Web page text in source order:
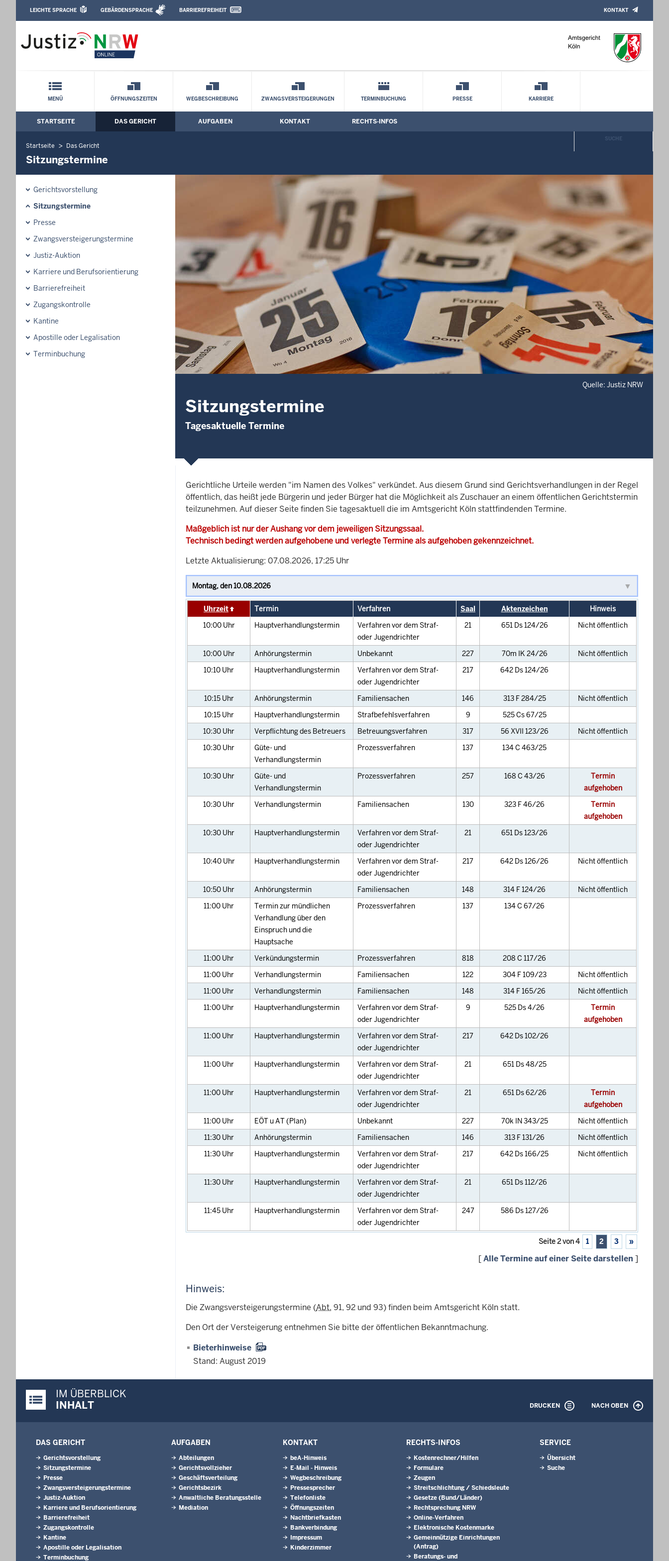
Amtsgericht Köln: Sitzungstermine
Leichte Sprache, Gebärdensprachenvideo und Kontaktformular
LEICHTE SPRACHE GEBÄRDENSPRACHE BARRIEREFREIHEIT KONTAKT
Schnellnavigation mit Volltext-Suche
MENÜ ÖFFNUNGSZEITEN WEGBESCHREIBUNG ZWANGSVERSTEIGERUNGEN TERMINBUCHUNG PRESSE KARRIERE
SUCHE
Hauptmenü: Hauptnavigation
STARTSEITE DAS GERICHT AUFGABEN KONTAKT RECHTS-INFOS
Startseite Das Gericht
Sitzungstermine
Gerichtsvorstellung
Sitzungstermine
Presse
Zwangsversteigerungs­termine
Justiz-Auktion
Karriere und Berufsorientierung
Barrierefreiheit
Zugangskontrolle
Kantine
Apostille oder Legalisation
Terminbuchung
Quelle: Justiz NRW
Sitzungstermine
Tagesaktuelle Termine
Gerichtliche Urteile werden "im Namen des Volkes" verkündet. Aus diesem Grund sind Gerichtsverhandlungen in der Regel
öffentlich, das heißt jede Bürgerin und jeder Bürger hat die Möglichkeit als Zuschauer an einem öffentlichen Gerichtstermin
teilzunehmen. Auf dieser Seite finden Sie tagesaktuell die im Amtsgericht Köln stattfindenden Termine.
Maßgeblich ist nur der Aushang vor dem jeweiligen Sitzungssaal.
Technisch bedingt werden aufgehobene und verlegte Termine als aufgehoben gekennzeichnet.
Letzte Aktualisierung: 07.08.2026, 17:25 Uhr
Uhrzeit Termin Verfahren Saal Aktenzeichen
Hinweis
10:00 Uhr Hauptverhandlungstermin
Verfahren vor dem Straf-
oder Jugendrichter
21 651 Ds 124/26 Nicht öffentlich
10:00 Uhr Anhörungstermin Unbekannt 227 70m IK 24/26
Nicht öffentlich
10:10 Uhr Hauptverhandlungstermin
Verfahren vor dem Straf-
oder Jugendrichter
217 642 Ds 124/26
10:15 Uhr Anhörungstermin Familiensachen 146 313 F 284/25
Nicht öffentlich
10:15 Uhr Hauptverhandlungstermin Strafbefehlsverfahren 9
525 Cs 67/25
10:30 Uhr Verpflichtung des Betreuers Betreuungsverfahren 317 56 XVII 123/26
Nicht öffentlich
10:30 Uhr
Güte- und
Verhandlungstermin
Prozessverfahren 137 134 C 463/25
10:30 Uhr
Güte- und
Verhandlungstermin
Prozessverfahren 257 168 C 43/26
Termin
aufgehoben
10:30 Uhr Verhandlungstermin Familiensachen 130 323 F 46/26
Termin
aufgehoben
10:30 Uhr Hauptverhandlungstermin
Verfahren vor dem Straf-
oder Jugendrichter
21 651 Ds 123/26
10:40 Uhr Hauptverhandlungstermin
Verfahren vor dem Straf-
oder Jugendrichter
217 642 Ds 126/26 Nicht öffentlich
10:50 Uhr Anhörungstermin Familiensachen 148 314 F 124/26
Nicht öffentlich
11:00 Uhr
Termin zur mündlichen
Verhandlung über den
Einspruch und die
Hauptsache
Prozessverfahren 137 134 C 67/26
11:00 Uhr Verkündungstermin Prozessverfahren 818
208 C 117/26
11:00 Uhr Verhandlungstermin Familiensachen 122 304 F 109/23
Nicht öffentlich
11:00 Uhr Verhandlungstermin Familiensachen 148 314 F 165/26
Nicht öffentlich
11:00 Uhr Hauptverhandlungstermin
Verfahren vor dem Straf-
oder Jugendrichter
9 525 Ds 4/26
Termin
aufgehoben
11:00 Uhr Hauptverhandlungstermin
Verfahren vor dem Straf-
oder Jugendrichter
217 642 Ds 102/26
11:00 Uhr Hauptverhandlungstermin
Verfahren vor dem Straf-
oder Jugendrichter
21 651 Ds 48/25
11:00 Uhr Hauptverhandlungstermin
Verfahren vor dem Straf-
oder Jugendrichter
21 651 Ds 62/26
Termin
aufgehoben
11:00 Uhr EÖT u AT (Plan) Unbekannt 227 70k IN 343/25
Nicht öffentlich
11:30 Uhr Anhörungstermin Familiensachen 146 313 F 131/26
Nicht öffentlich
11:30 Uhr Hauptverhandlungstermin
Verfahren vor dem Straf-
oder Jugendrichter
217 642 Ds 166/25 Nicht öffentlich
11:30 Uhr Hauptverhandlungstermin
Verfahren vor dem Straf-
oder Jugendrichter
21 651 Ds 112/26
11:45 Uhr Hauptverhandlungstermin
Verfahren vor dem Straf-
oder Jugendrichter
247 586 Ds 127/26
Seite 2 von 4 1 2 3 »
[Alle Termine auf einer Seite darstellen ]
Hinweis:
Die Zwangsversteigerungstermine (Abt. 91, 92 und 93) finden beim Amtsgericht Köln statt.
Den Ort der Versteigerung entnehmen Sie bitte der öffentlichen Bekanntmachung.
Bieterhinweise
Stand: August 2019
Justiz-Portal im Überblick:
IM ÜBERBLICK
INHALT
DRUCKEN NACH OBEN
DAS GERICHT
Gerichtsvorstellung
Sitzungstermine
Presse
Zwangsversteigerungs­termine
Justiz-Auktion
Karriere und Berufsorientierung
Barrierefreiheit
Zugangskontrolle
Kantine
Apostille oder Legalisation
Terminbuchung
AUFGABEN
Abteilungen
Gerichtsvollzieher
Geschäftsverteilung
Gerichtsbezirk
Anwaltliche Beratungsstelle
Mediation
KONTAKT
beA-Hinweis
E-Mail - Hinweis
Wegbeschreibung
Pressesprecher
Telefonliste
Öffnungszeiten
Nachtbriefkasten
Bankverbindung
Impressum
Kinderzimmer
RECHTS-INFOS
Kostenrechner/Hilfen
Formulare
Zeugen
Streitschlichtung / Schiedsleute
Gesetze (Bund/Länder)
Rechtsprechung NRW
Online-Verfahren
Elektronische Kostenmarke
Gemeinnützige Einrichtungen
(Antrag)
Beratungs- und
SERVICE
Übersicht
Suche